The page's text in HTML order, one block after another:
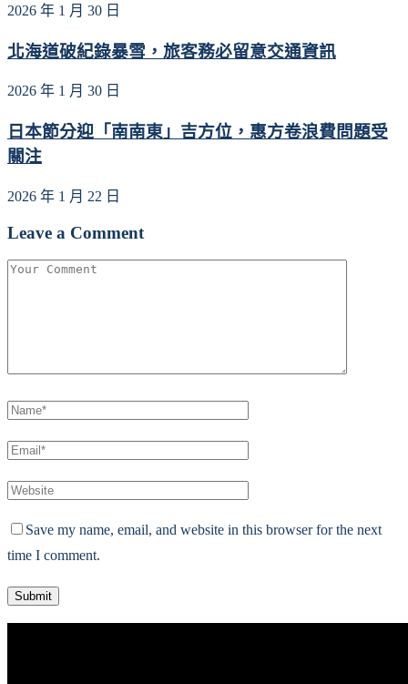
2026 年 1 月 30 日
北海道破紀錄暴雪，旅客務必留意交通資訊
2026 年 1 月 30 日
日本節分迎「南南東」吉方位，惠方卷浪費問題受
關注
2026 年 1 月 22 日
Leave a Comment
Save my name, email, and website in this browser for the next
time I comment.